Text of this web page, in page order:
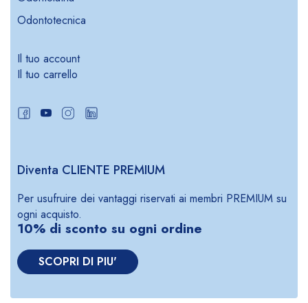
Odontotecnica
Il tuo account
Il tuo carrello
Diventa CLIENTE PREMIUM
Per usufruire dei vantaggi riservati ai membri PREMIUM su
ogni acquisto.
10% di sconto su ogni ordine
SCOPRI DI PIU'